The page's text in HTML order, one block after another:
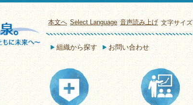
本文へ Select Language 音声読み上げ 文字サイズ
組織から探す お問い合わせ